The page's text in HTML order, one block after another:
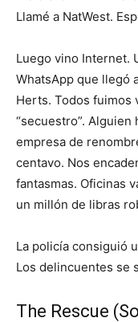
Llamé a NatWest.
Luego vino Internet.
WhatsApp que llegó
Herts. Todos fuimos
“secuestro”. Alguien
empresa de
centavo. Nos
fantasmas. Oficinas
un millón de libras
La policía consiguió
Los delincuentes se
The Rescue